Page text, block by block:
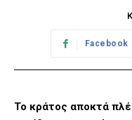
Facebook
Το κράτος αποκτά